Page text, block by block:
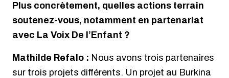
Plus concrètement, quelles actions terrain
soutenez-vous, notamment en partenariat
avec La Voix De l’Enfant ?
Mathilde Refalo : Nous avons trois partenaires
sur trois projets différents. Un projet au Burkina